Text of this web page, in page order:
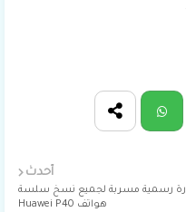
tsap
أحدث
رسمية مسربة لجميع نسخ سلسة
هواتف Huawei P40